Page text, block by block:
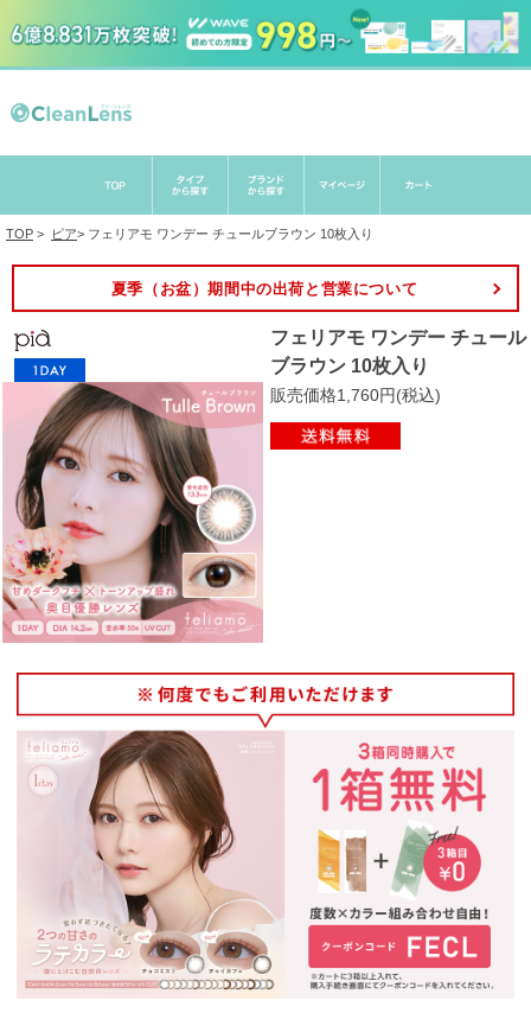
TOP > ピア> フェリアモ ワンデー チュールブラウン 10枚入り
夏季（お盆）期間中の出荷と営業について
フェリアモ ワンデー チュール
ブラウン 10枚入り
販売価格1,760円(税込)